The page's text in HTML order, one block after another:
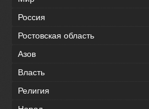
Россия
Ростовская область
Азов
Власть
Религия